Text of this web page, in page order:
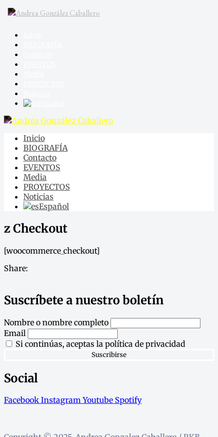
Inicio
BIOGRAFÍA
Contacto
EVENTOS
Media
PROYECTOS
Noticias
Español
z Checkout
[woocommerce_checkout]
Share:
Suscríbete a nuestro boletín
Nombre o nombre completo
Email
Si continúas, aceptas la política de privacidad
Social
Facebook Instagram Youtube Spotify